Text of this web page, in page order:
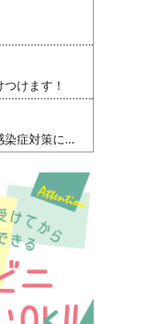
けます！
染症対策に...